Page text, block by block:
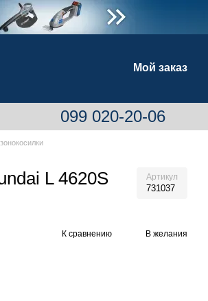
Мой заказ
099 020-20-06
L 4620S Артикул
731037
К сравнению В желания